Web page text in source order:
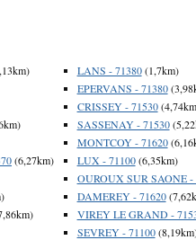
(6,27km)
LANS - 71380(1,7km)
EPERVANS - 71380
CRISSEY - 71530
SASSENAY - 71530
MONTCOY - 71620
LUX - 71100(6,35km)
OUROUX SUR SAONE -
DAMEREY - 71620
VIREY LE GRAND -
SEVREY - 71100